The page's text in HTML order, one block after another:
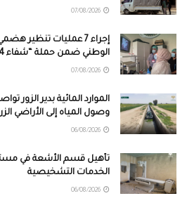
إجراء 7 عمليات تنظير
الوطني ضمن حملة “شفاء 4”
الموارد المائية بدير الزور
وصول المياه إلى الأراضي
تأهيل قسم الأشعة في
الخدمات التشخيصية